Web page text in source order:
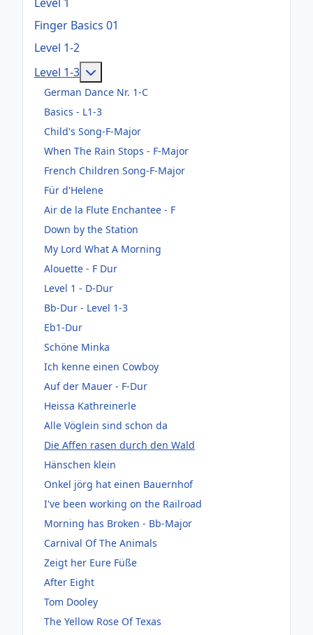
Finger Basics 01
Level 1-2
Level 1-3
German Dance Nr. 1-C
Basics - L1-3
Child's Song-F-Major
When The Rain Stops - F-Major
French Children Song-F-Major
Für d'Helene
Air de la Flute Enchantee - F
Down by the Station
My Lord What A Morning
Alouette - F Dur
Level 1 - D-Dur
Bb-Dur - Level 1-3
Eb1-Dur
Schöne Minka
Ich kenne einen Cowboy
Auf der Mauer - F-Dur
Heissa Kathreinerle
Alle Vöglein sind schon da
Die Affen rasen durch den Wald
Hänschen klein
Onkel jörg hat einen Bauernhof
I've been working on the Railroad
Morning has Broken - Bb-Major
Carnival Of The Animals
Zeigt her Eure Füße
After Eight
Tom Dooley
The Yellow Rose Of Texas